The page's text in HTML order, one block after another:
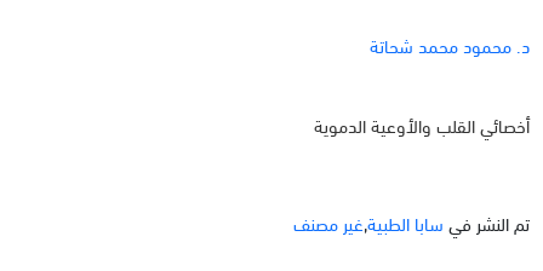
د. محمود محمد شحاتة
أخصائي القلب والأوعية الدموية
تم النشر في سابا الطبية,غير مصنف